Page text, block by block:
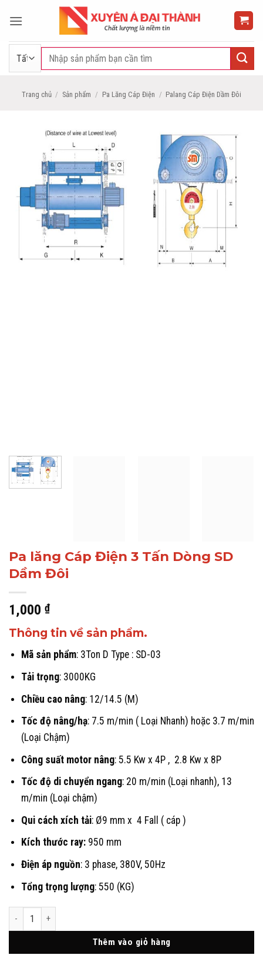
qua
Tìm
Trang chủ / Sản phẩm / Pa Lăng Cáp Điện / Palang Cáp Điện Dầm Đôi
Pa lăng Cáp Điện 3 Tấn Dòng SD
Dầm Đôi
1,000 ₫
Thông tin về sản phẩm.
Mã sản phẩm: 3Ton D Type : SD-03
Tải trọng: 3000KG
Chiều cao nâng: 12/14.5 (M)
Tốc độ nâng/hạ: 7.5 m/min ( Loại Nhanh) hoặc 3.7 m/min
(Loại Chậm)
Công suất motor nâng: 5.5 Kw x 4P , 2.8 Kw x 8P
Tốc độ di chuyển ngang: 20 m/min (Loại nhanh), 13
m/min (Loại chậm)
Qui cách xích tải: Ø9 mm x 4 Fall ( cáp )
Kích thước ray: 950 mm
Điện áp nguồn: 3 phase, 380V, 50Hz
Tổng trọng lượng: 550 (KG)
Pa lăng Cáp Điện 3 Tấn Dòng SD Dầm Đôi số lượng
Thêm vào giỏ hàng